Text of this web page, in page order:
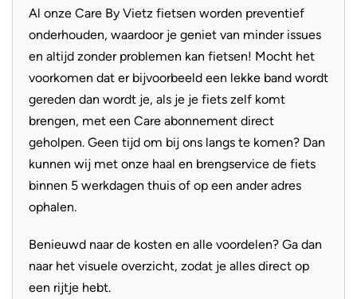
Al onze Care By Vietz fietsen worden preventief
onderhouden, waardoor je geniet van minder issues
en altijd zonder problemen kan fietsen! Mocht het
voorkomen dat er bijvoorbeeld een lekke band wordt
gereden dan wordt je, als je je fiets zelf komt
brengen, met een Care abonnement direct
geholpen. Geen tijd om bij ons langs te komen? Dan
kunnen wij met onze haal en brengservice de fiets
binnen 5 werkdagen thuis of op een ander adres
ophalen.
Benieuwd naar de kosten en alle voordelen? Ga dan
naar het visuele overzicht, zodat je alles direct op
een rijtje hebt.